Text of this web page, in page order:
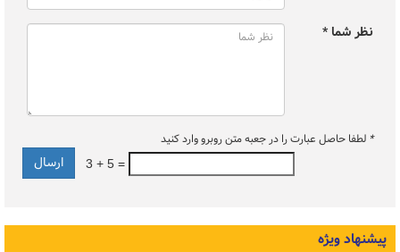
نظر شما *
* لطفا حاصل عبارت را در جعبه متن روبرو وارد کنید
3 + 5 =
پیشنهاد ویژه